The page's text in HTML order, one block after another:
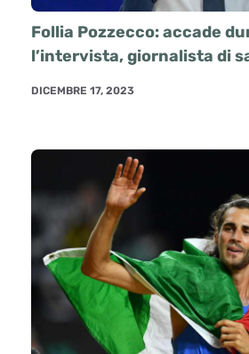
Follia Pozzecco: accade
l’intervista, giornalista di
DICEMBRE 17, 2023